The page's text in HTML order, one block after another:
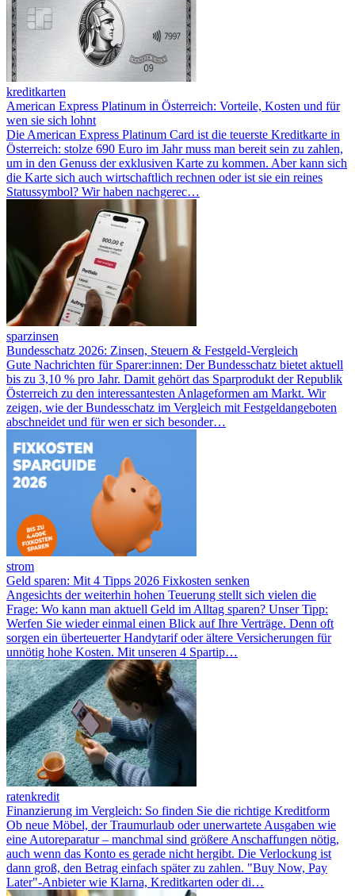
kreditkarten
American Express Platinum in Österreich: Vorteile, Kosten und für
wen sie sich lohnt
Die American Express Platinum Card ist die teuerste Kreditkarte in
Österreich: stolze 690 Euro im Jahr muss man bereit sein zu zahlen,
um in den Genuss der exklusiven Karte zu kommen. Aber kann sich
die Karte sich auch wirtschaftlich rechnen oder ist sie ein reines
Statussymbol? Wir haben nachgerec…
sparzinsen
Bundesschatz 2026: Zinsen, Steuern & Festgeld-Vergleich
Gute Nachrichten für Sparer:innen: Der Bundesschatz bietet aktuell
bis zu 3,10 % pro Jahr. Damit gehört das Sparprodukt der Republik
Österreich zu den interessantesten Anlageformen am Markt. Wir
zeigen, wie der Bundesschatz im Vergleich mit Festgeldangeboten
abschneidet und für wen er sich besonder…
strom
Geld sparen: Mit 4 Tipps 2026 Fixkosten senken
Angesichts der weiterhin hohen Teuerung stellt sich vielen die
Frage: Wo kann man aktuell Geld im Alltag sparen? Unser Tipp:
Werfen Sie wieder einmal einen Blick auf Ihre Verträge. Denn oft
sorgen ein überteuerter Handytarif oder ältere Versicherungen für
unnötig hohe Kosten. Mit unseren 4 Spartip…
ratenkredit
Finanzierung im Vergleich: So finden Sie die richtige Kreditform
Ob neue Möbel, der Traumurlaub oder unerwartete Ausgaben wie
eine Autoreparatur – manchmal sind größere Anschaffungen nötig,
auch wenn das Konto es gerade nicht hergibt. Die Verlockung ist
dann groß, den Betrag einfach später zu zahlen. "Buy Now, Pay
Later"-Anbieter wie Klarna, Kreditkarten oder di…